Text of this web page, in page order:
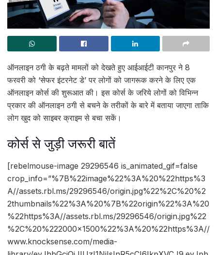
ऑनलाइन ठगी के बढ़ते मामलों को देखते हुए आईआईटी कानपुर ने 8
फरवरी को ‘सेफर इंटरनेट डे’ पर लोगों को जागरूक करने के लिए एक
ऑनलाइन कोर्स की शुरूआत की। इस कोर्स के जरिये लोगों को विभिन्न
प्रकार की ऑनलाइन ठगी से बचने के तरीकों के बारे में बताया जाएगा ताकि
लोग खुद को साइबर क्राइम से बचा सकें।
कोर्स से जुड़ी जरूरी बातें
[rebelmouse-image 29296546 is_animated_gif=false
crop_info=”%7B%22image%22%3A%20%22https%3
A//assets.rbl.ms/29296546/origin.jpg%22%2C%20%2
2thumbnails%22%3A%20%7B%22origin%22%3A%20
%22https%3A//assets.rbl.ms/29296546/origin.jpg%22
%2C%20%222000×1500%22%3A%20%22https%3A//
www.knocksense.com/media-